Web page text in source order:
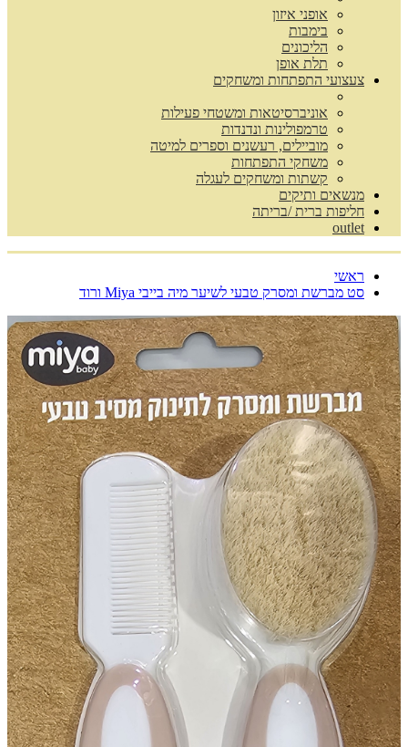
אופני איזון
בימבות
הליכונים
תלת אופן
צעצועי התפתחות ומשחקים
אוניברסיטאות ומשטחי פעילות
טרמפולינות ונדנדות
מוביילים, רעשנים וספרים למיטה
משחקי התפתחות
קשתות ומשחקים לעגלה
מנשאים ותיקים
חליפות ברית /בריתה
outlet
ראשי
סט מברשת ומסרק טבעי לשיער מיה בייבי Miya ורוד